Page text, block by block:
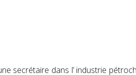
secrétaire dans l’ industrie